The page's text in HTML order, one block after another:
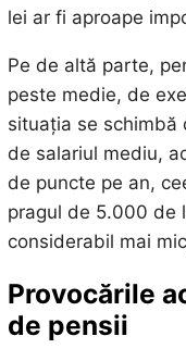
lei ar fi aproape
Pe de altă parte,
peste medie, de
situația se schimbă
de salariul mediu,
de puncte pe an,
pragul de 5.000 de
considerabil mai
Provocările
de pensii